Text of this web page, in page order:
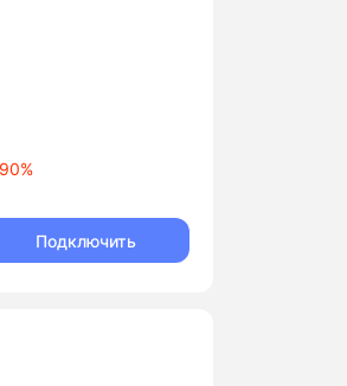
90%
Подключить